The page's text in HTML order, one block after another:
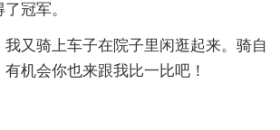
冠军。
我又骑上车子在院子里闲逛起来。骑自
机会你也来跟我比一比吧！